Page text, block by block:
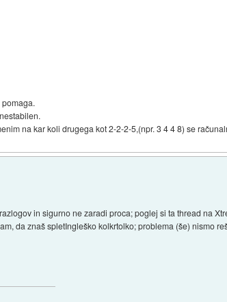
na kar koli drugega kot 2-2-2-5,(npr. 3 4 4 8) se
in sigurno ne zaradi proca; poglej si ta thread na
da znaš spletIngleško kolkrtolko; problema (še) nismo